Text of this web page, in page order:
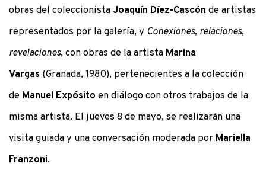
obras del coleccionistaJoaquín Díez-Cascón de artistas
representados por la galería, y Conexiones, relaciones,
revelaciones, con obras de la artista Marina
Vargas (Granada, 1980), pertenecientes a la colección
de Manuel Expósito en diálogo con otros trabajos de la
misma artista. El jueves 8 de mayo, se realizarán una
visita guiada y una conversación moderada por Mariella
Franzoni.